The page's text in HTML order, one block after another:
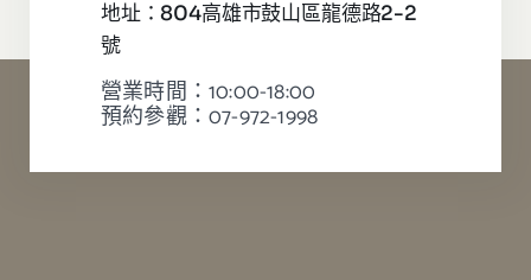
地址：804高雄市鼓山區龍德路2-2
號
營業時間：10:00-18:00
預約參觀：07-972-1998